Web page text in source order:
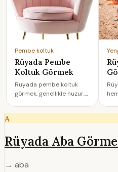
Pembe koltuk
Rüyada Pembe
Koltuk Görmek
Rüyada pembe koltuk
görmek, genellikle huzur,
rahatlama arzusunu
A
Rüyada Aba
→ aba